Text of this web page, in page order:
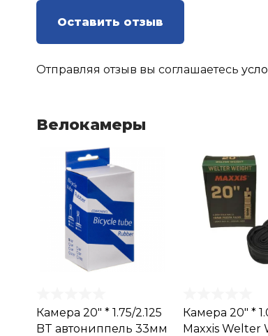
Оставить отзыв
Отправляя отзыв вы соглашаетесь
Велокамеры
Камера 20" * 1.75/2.125
BT автониппель 33мм
Камера 20" *
Maxxis Welter